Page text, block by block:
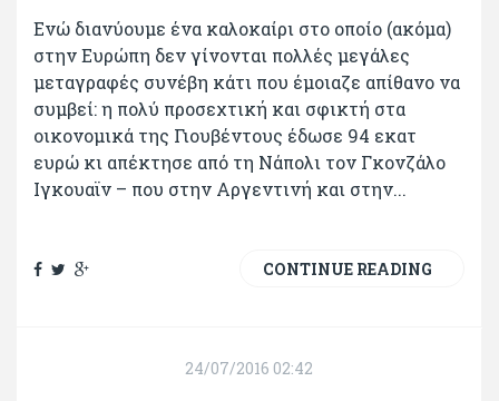
Ενώ διανύουμε ένα καλοκαίρι στο οποίο (ακόμα)
στην Ευρώπη δεν γίνονται πολλές μεγάλες
μεταγραφές συνέβη κάτι που έμοιαζε απίθανο να
συμβεί: η πολύ προσεχτική και σφικτή στα
οικονομικά της Γιουβέντους έδωσε 94 εκατ
ευρώ κι απέκτησε από τη Νάπολι τον Γκονζάλο
Ιγκουαϊν – που στην Αργεντινή και στην...
CONTINUE READING
24/07/2016 02:42